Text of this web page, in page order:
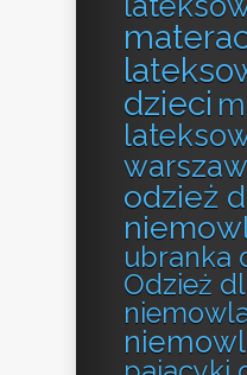
dzieci
odzież
ubranka
Odzież